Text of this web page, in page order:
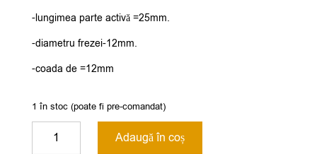
-lungimea parte activă =25mm.
-diametru frezei-12mm.
-coada de =12mm
1 în stoc (poate fi pre-comandat)
Freza
Adaugă în coș